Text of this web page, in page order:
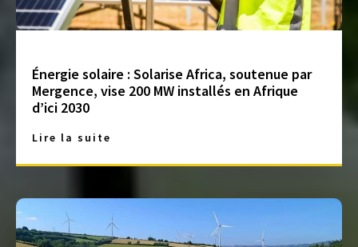
Énergie solaire : Solarise Africa, soutenue par
Mergence, vise 200 MW installés en Afrique
d’ici 2030
Lire la suite